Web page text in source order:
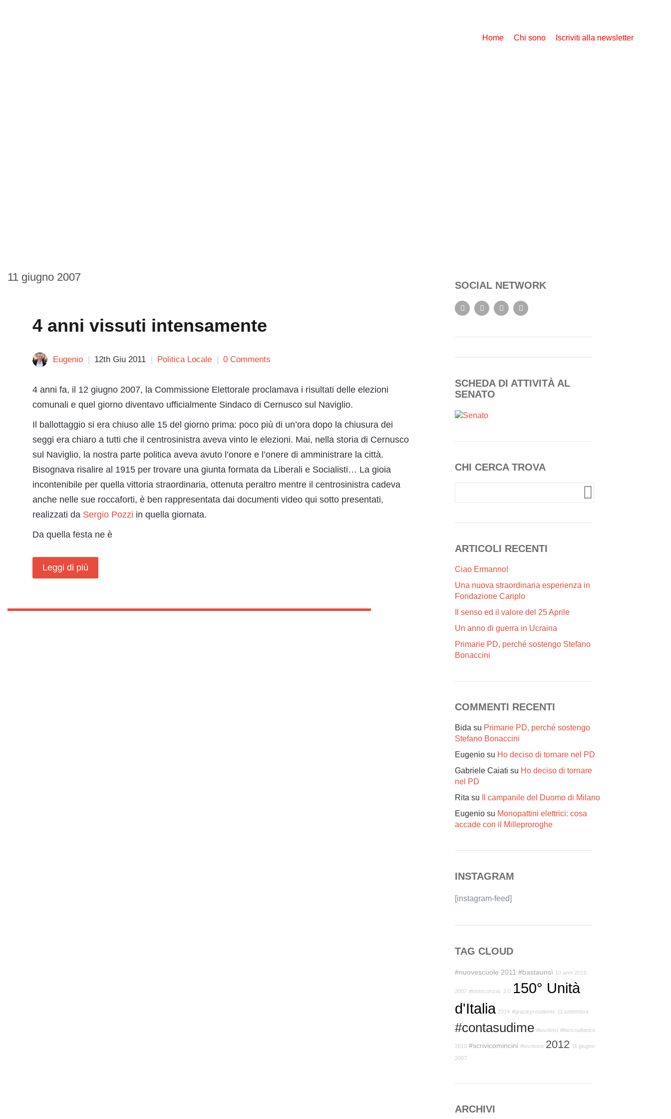
Home Chi sono Iscriviti alla newsletter
11 giugno 2007
4 anni vissuti intensamente
Eugenio 12th Giu 2011 Politica Locale 0 Comments
4 anni fa, il 12 giugno 2007, la Commissione Elettorale proclamava i risultati delle elezioni
comunali e quel giorno diventavo ufficialmente Sindaco di Cernusco sul Naviglio.
Il ballottaggio si era chiuso alle 15 del giorno prima: poco più di un’ora dopo la chiusura dei
seggi era chiaro a tutti che il centrosinistra aveva vinto le elezioni. Mai, nella storia di Cernusco
sul Naviglio, la nostra parte politica aveva avuto l’onore e l’onere di amministrare la città.
Bisognava risalire al 1915 per trovare una giunta formata da Liberali e Socialisti… La gioia
incontenibile per quella vittoria straordinaria, ottenuta peraltro mentre il centrosinistra cadeva
anche nelle sue roccaforti, è ben rappresentata dai documenti video qui sotto presentati,
realizzati da Sergio Pozzi in quella giornata.
Da quella festa ne è
Leggi di più
SOCIAL NETWORK
SCHEDA DI ATTIVITÀ AL
SENATO
CHI CERCA TROVA
ARTICOLI RECENTI
Ciao Ermanno!
Una nuova straordinaria esperienza in
Fondazione Cariplo
Il senso ed il valore del 25 Aprile
Un anno di guerra in Ucraina
Primarie PD, perché sostengo Stefano
Bonaccini
COMMENTI RECENTI
Bida su Primarie PD, perché sostengo
Stefano Bonaccini
Eugenio su Ho deciso di tornare nel PD
Gabriele Caiati su Ho deciso di tornare
nel PD
Rita su
Il campanile del Duomo di Milano
Eugenio su Monopattini elettrici: cosa
accade con il Milleproroghe
INSTAGRAM
[instagram-feed]
TAG CLOUD
#nuovescuole 2011 #bastaunsì 10 anni 2015
2007 #iostoconzac 2.0 150° Unità
d'Italia 2014 #graziepresidente 11 settembre
#contasudime #iovotosì #fiancoafianco
2016 #scrivicomincini #iovotono 2012 11 giugno
2007
ARCHIVI